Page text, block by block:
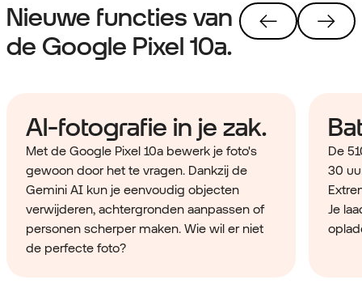
Nieuwe functies van
de Google Pixel 10a.
AI-fotografie in je zak.
Met de Google Pixel 10a bewerk je foto's
gewoon door het te vragen. Dankzij de
Gemini AI kun je eenvoudig objecten
verwijderen, achtergronden aanpassen of
personen scherper maken. Wie wil er niet
de perfecte foto?
De
30
Je